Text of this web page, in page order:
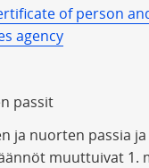
of person
agency
passit
ja nuorten passia
muuttuivat